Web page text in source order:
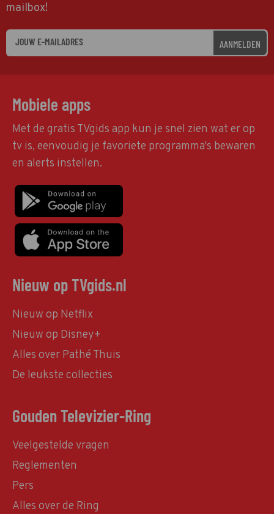
mailbox!
AANMELDEN
Mobiele apps
Met de gratis TVgids app kun je snel zien wat er op
tv is, eenvoudig je favoriete programma's bewaren
en alerts instellen.
Nieuw op TVgids.nl
Nieuw op Netflix
Nieuw op Disney+
Alles over Pathé Thuis
De leukste collecties
Gouden Televizier-Ring
Veelgestelde vragen
Reglementen
Pers
Alles over de Ring